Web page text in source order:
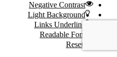
Negative Contrast
Light Background
Links Underline
Readable Font
Reset